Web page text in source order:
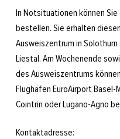
In Notsituationen können
bestellen. Sie erhalten
Ausweiszentrum in
Liestal. Am Wochenende
des Ausweiszentrums
Flughäfen EuroAirport Basel-
Cointrin oder Lugano-Agno
Kontaktadresse: